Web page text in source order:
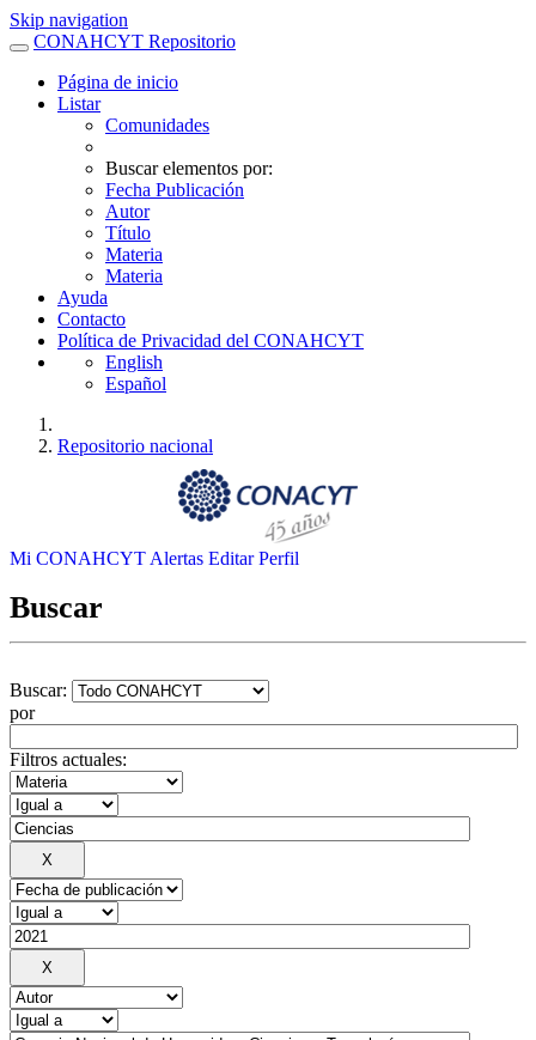
Skip navigation
CONAHCYT Repositorio
Página de inicio
Listar
Comunidades
Buscar elementos por:
Fecha Publicación
Autor
Título
Materia
Materia
Ayuda
Contacto
Política de Privacidad del CONAHCYT
English
Español
Repositorio nacional
Mi CONAHCYT Alertas Editar Perfil
Buscar
Buscar:
por
Filtros actuales: